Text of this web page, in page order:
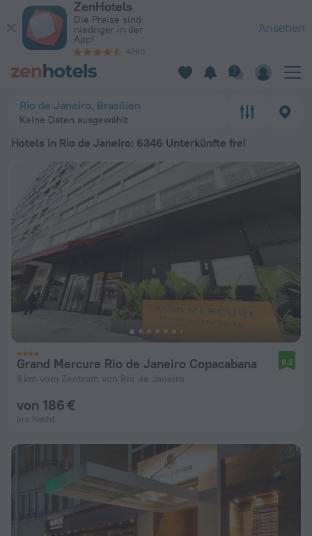
ZenHotels
Die Preise sind
niedriger in der
App!
4260
Ansehen
Rio de Janeiro, Brasilien
Keine Daten ausgewählt
Hotels in Rio de Janeiro: 6346 Unterkünfte frei
Grand Mercure Rio de Janeiro Copacabana
8 km vom Zentrum von Rio de Janeiro
8,2
von 186 €
pro Nacht
Die 20 besten Hotels in Rio de Janeiro 2026 ab 34 € - Jetzt